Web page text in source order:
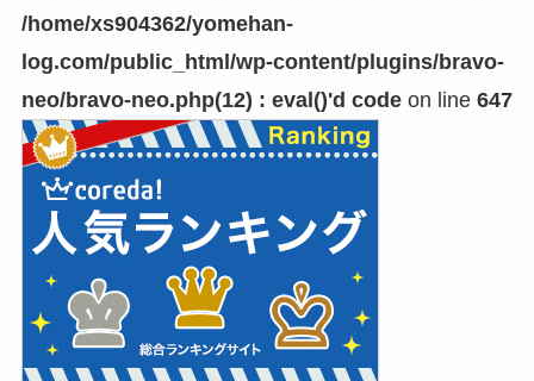
/home/xs904362/yomehan-
log.com/public_html/wp-content/plugins/bravo-
neo/bravo-neo.php(12) : eval()'d codeon line 647